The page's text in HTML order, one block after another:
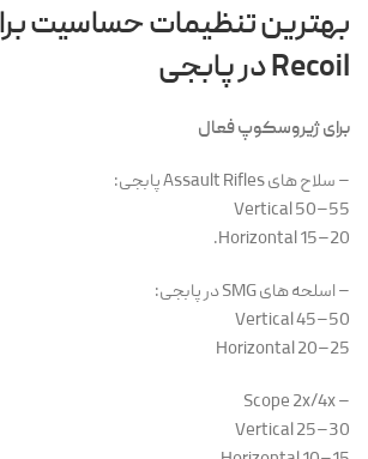
بهترین تنظیمات حساسیت
Recoil در پابجی
برای ژیروسکوپ فعال
– سلاح های Assault Rifles پابجی:
Vertical 50–55
Horizontal 15–20.
– اسلحه های SMG در پابجی:
Vertical 45–50
Horizontal 20–25
– Scope 2x/4x
Vertical 25–30